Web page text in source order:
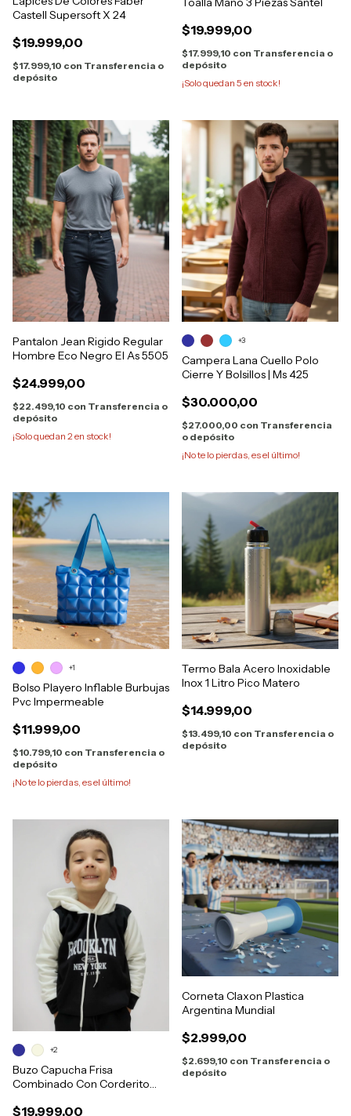
Castell Supersoft X 24
$19.999,00
$17.999,10 con Transferencia o
depósito
$19.999,00
$17.999,10 con Transferencia o
depósito
¡Solo quedan 5 en stock!
Pantalon Jean Rigido Regular
Hombre Eco Negro El As 5505
$24.999,00
$22.499,10 con Transferencia o
depósito
¡Solo quedan 2 en stock!
Campera Lana Cuello Polo
Cierre Y Bolsillos | Ms 425
$30.000,00
$27.000,00 con Transferencia
o depósito
¡No te lo pierdas, es el último!
+3
Bolso Playero Inflable Burbujas
Pvc Impermeable
$11.999,00
$10.799,10 con Transferencia o
depósito
¡No te lo pierdas, es el último!
+1
Termo Bala Acero Inoxidable
Inox 1 Litro Pico Matero
$14.999,00
$13.499,10 con Transferencia o
depósito
Buzo Capucha Frisa
Combinado Con Corderito
$19.999,00
+2
Corneta Claxon Plastica
Argentina Mundial
$2.999,00
$2.699,10 con Transferencia o
depósito